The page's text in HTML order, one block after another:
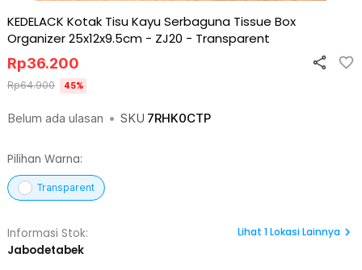
KEDELACK Kotak Tisu Kayu Serbaguna Tissue Box
Organizer 25x12x9.5cm - ZJ20 - Transparent
Belum ada ulasan • SKU 7RHK0CTP
Rp36.200
Rp64.900 45%
Pilihan Warna:
Transparent
Informasi Stok:
Jabodetabek
Lihat 1Lokasi Lainnya